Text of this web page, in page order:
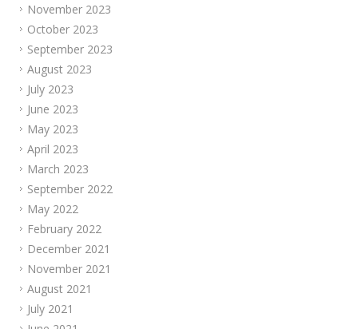
November 2023
October 2023
September 2023
August 2023
July 2023
June 2023
May 2023
April 2023
March 2023
September 2022
May 2022
February 2022
December 2021
November 2021
August 2021
July 2021